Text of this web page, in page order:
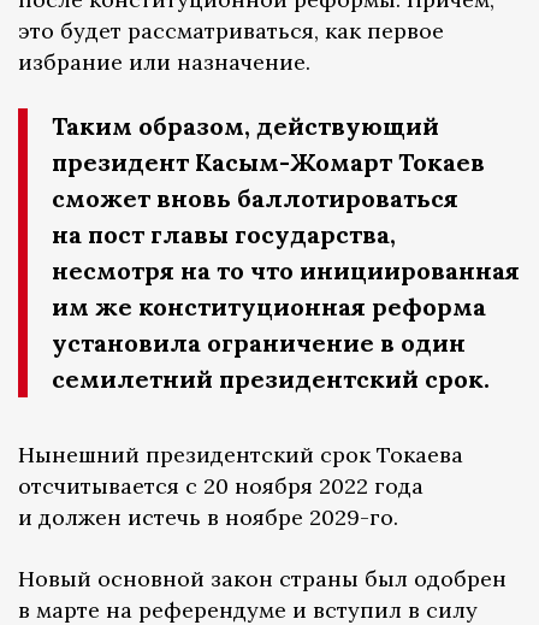
это будет рассматриваться, как первое
избрание или назначение.
Таким образом, действующий
президент Касым-Жомарт Токаев
сможет вновь баллотироваться
на пост главы государства,
несмотря на то что инициированная
им же конституционная реформа
установила ограничение в один
семилетний президентский срок.
Нынешний президентский срок Токаева
отсчитывается с 20 ноября 2022 года
и должен истечь в ноябре 2029-го.
Новый основной закон страны был одобрен
в марте на референдуме и вступил в силу